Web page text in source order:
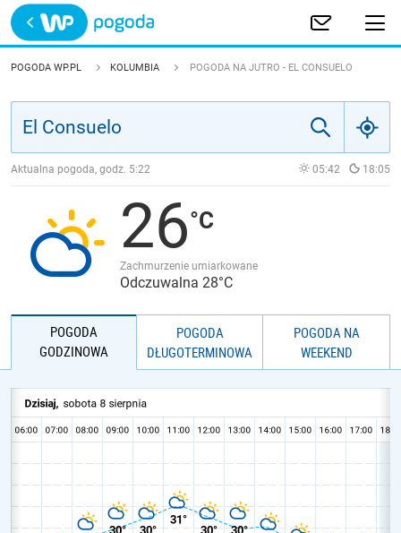
Trwa ładowanie
POLSKA
JAKOŚĆ POWIETRZA
POGODA WP.PL KOLUMBIA POGODA NA JUTRO - EL CONSUELO
Aktualna pogoda, godz. 5:22 05:42 18:05
26
Zachmurzenie umiarkowane
Odczuwalna 28°C
POGODA
GODZINOWA
POGODA
DŁUGOTERMINOWA
POGODA NA
WEEKEND